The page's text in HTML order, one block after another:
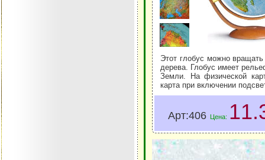
Этот глобус можно
дерева. Глобус имеет
Земли. На физической
карта при включении
Арт:406 Цена: